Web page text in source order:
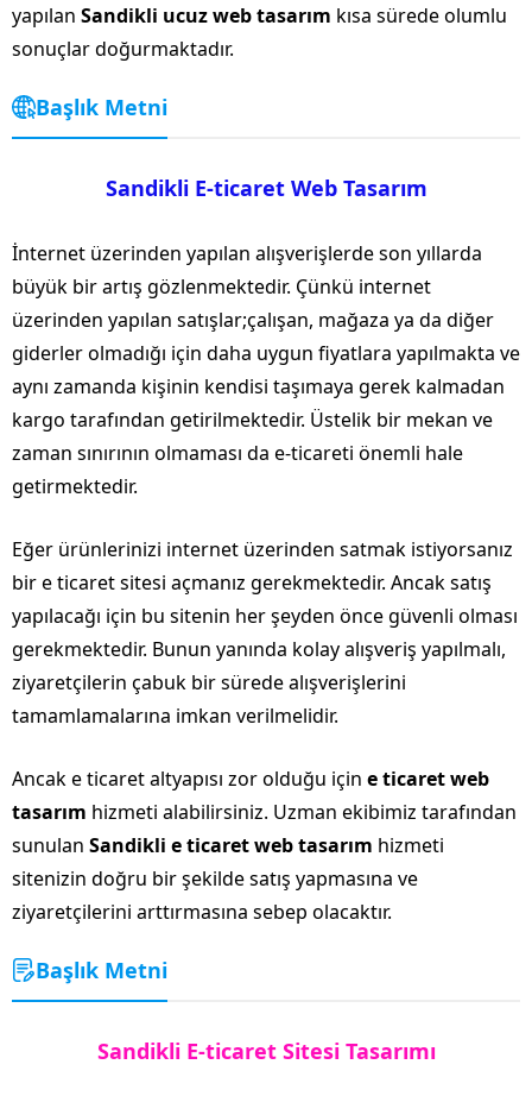
yapılan Sandikli ucuz web tasarım kısa sürede olumlu
sonuçlar doğurmaktadır.
Başlık Metni
Sandikli E-ticaret Web Tasarım
İnternet üzerinden yapılan alışverişlerde son yıllarda
büyük bir artış gözlenmektedir. Çünkü internet
üzerinden yapılan satışlar;çalışan, mağaza ya da diğer
giderler olmadığı için daha uygun fiyatlara yapılmakta ve
aynı zamanda kişinin kendisi taşımaya gerek kalmadan
kargo tarafından getirilmektedir. Üstelik bir mekan ve
zaman sınırının olmaması da e-ticareti önemli hale
getirmektedir.
Eğer ürünlerinizi internet üzerinden satmak istiyorsanız
bir e ticaret sitesi açmanız gerekmektedir. Ancak satış
yapılacağı için bu sitenin her şeyden önce güvenli olması
gerekmektedir. Bunun yanında kolay alışveriş yapılmalı,
ziyaretçilerin çabuk bir sürede alışverişlerini
tamamlamalarına imkan verilmelidir.
Ancak e ticaret altyapısı zor olduğu için e ticaret web
tasarım hizmeti alabilirsiniz. Uzman ekibimiz tarafından
sunulan Sandikli e ticaret web tasarım hizmeti
sitenizin doğru bir şekilde satış yapmasına ve
ziyaretçilerini arttırmasına sebep olacaktır.
Başlık Metni
Sandikli E-ticaret Sitesi Tasarımı